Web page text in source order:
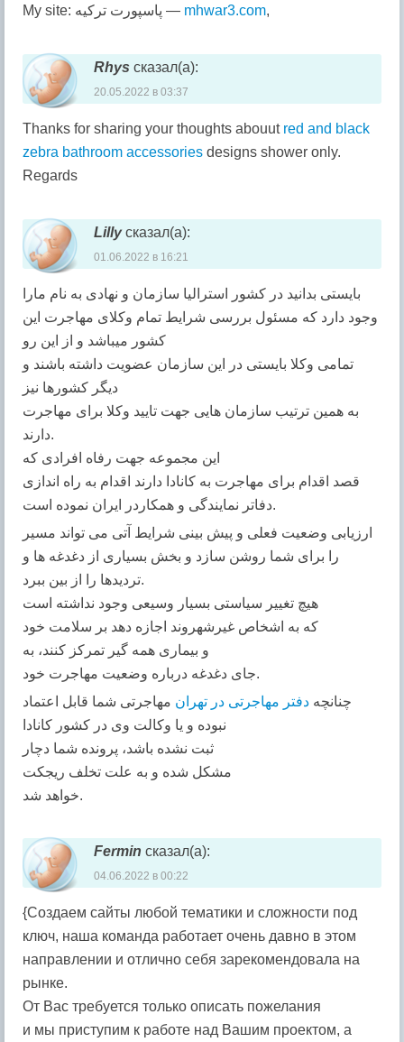
My site: پاسپورت ترکیه — mhwar3.com,
Rhys сказал(а):
20.05.2022 в 03:37
Thanks for sharing your thoughts abouut red and black
zebra bathroom accessories designs shower only.
Regards
Lilly сказал(а):
01.06.2022 в 16:21
بایستی بدانید در کشور استرالیا سازمان و نهادی به نام مارا
وجود دارد که مسئول بررسی شرایط تمام وکلای مهاجرت این
کشور میباشد و از این رو
تمامی وکلا بایستی در این سازمان عضویت داشته باشند و
دیگر کشورها نیز
به همین ترتیب سازمان هایی جهت تایید وکلا برای مهاجرت
دارند.
این مجموعه جهت رفاه افرادی که
قصد اقدام برای مهاجرت به کانادا دارند اقدام به راه اندازی
دفاتر نمایندگی و همکاردر ایران نموده است.
ارزیابی وضعیت فعلی و پیش بینی شرایط آتی می تواند مسیر
را برای شما روشن سازد و بخش بسیاری از دغدغه ها و
تردیدها را از بین ببرد.
هیچ تغییر سیاستی بسیار وسیعی وجود نداشته است
که به اشخاص غیرشهروند اجازه دهد بر سلامت خود
و بیماری همه گیر تمرکز کنند، به
جای دغدغه درباره وضعیت مهاجرت خود.
چنانچه دفتر مهاجرتی در تهران مهاجرتی شما قابل اعتماد
نبوده و یا وکالت وی در کشور کانادا
ثبت نشده باشد، پرونده شما دچار
مشکل شده و به علت تخلف ریجکت
خواهد شد.
Fermin сказал(а):
04.06.2022 в 00:22
{Создаем сайты любой тематики и сложности под
ключ, наша команда работает очень давно в этом
направлении и отлично себя зарекомендовала на
рынке.
От Вас требуется только описать пожелания
и мы приступим к работе над Вашим проектом, а